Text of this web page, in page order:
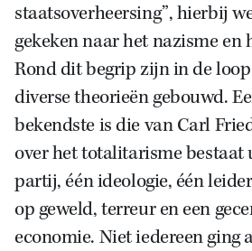
staatsoverheersing”, hierbij
gekeken naar het nazisme en
Rond dit begrip zijn in de
diverse theorieën gebouwd.
bekendste is die van Carl
over het totalitarisme bestaat
partij, één ideologie, één
op geweld, terreur en een
economie. Niet iedereen ging